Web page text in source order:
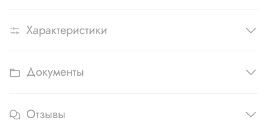
Характеристики
Документы
Отзывы